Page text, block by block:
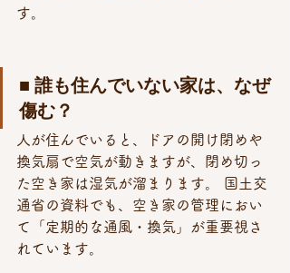
す。
■ 誰も住んでいない家は、なぜ
傷む？
人が住んでいると、ドアの開け閉めや
換気扇で空気が動きますが、閉め切っ
た空き家は湿気が溜まります。 国土交
通省の資料でも、空き家の管理におい
て「定期的な通風・換気」が重要視さ
れています。